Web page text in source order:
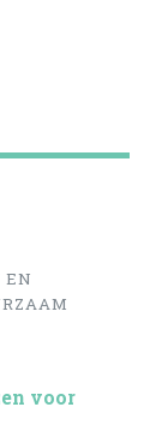
EN
voor